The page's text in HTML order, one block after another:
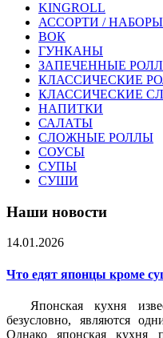
KINGROLL
АССОРТИ / НАБОРЫ
ВОК
ГУНКАНЫ
ЗАПЕЧЕННЫЕ
КЛАССИЧЕСКИЕ
КЛАССИЧЕСКИЕ
НАПИТКИ
САЛАТЫ
СЛОЖНЫЕ РОЛЛЫ
СОУСЫ
СУПЫ
СУШИ
Наши новости
14.01.2026
Что едят японцы кроме
Японская кухня
безусловно, являются
Однако японская кухня